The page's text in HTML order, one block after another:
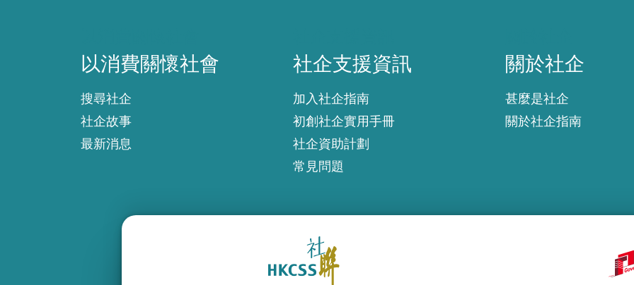
以消費關懷社會
搜尋社企
社企故事
最新消息
社企支援資訊
加入社企指南
初創社企實用手冊
社企資助計劃
常見問題
關於社企
甚麼是社企
關於社企指南